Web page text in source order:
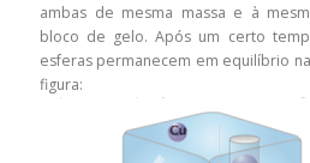
ambas de mesma massa e à
bloco de gelo. Após um certo
esferas permanecem em equilíbrio
figura: